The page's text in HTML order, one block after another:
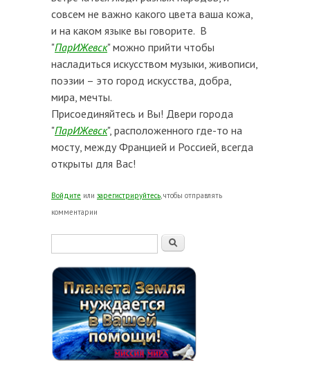
совсем не важно какого цвета ваша кожа,
и на каком языке вы говорите. В
"ПарИЖевск" можно прийти чтобы
насладиться искусством музыки, живописи,
поэзии – это город искусства, добра,
мира, мечты.
Присоединяйтесь и Вы! Двери города
"ПарИЖевск", расположенного где-то на
мосту, между Францией и Россией, всегда
открыты для Вас!
Войдите или зарегистрируйтесь, чтобы отправлять
комментарии
Поиск